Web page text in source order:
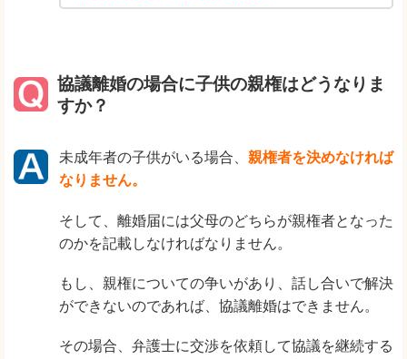
協議離婚の場合に子供の親権はどうなりま
すか？
未成年者の子供がいる場合、 親権者を決めなければ
なりません。
そして、離婚届には父母のどちらが親権者となった
のかを記載しなければなりません。
もし、親権についての争いがあり、話し合いで解決
ができないのであれば、協議離婚はできません。
その場合、弁護士に交渉を依頼して協議を継続する